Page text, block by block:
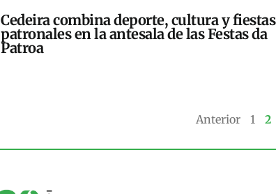
Cedeira combina deporte, cultura y fiestas
patronales en la antesala de las Festas da
Patroa
Anterior 1 2